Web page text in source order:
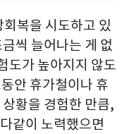
복을 시도하고 있
씩 늘어나는 게 없
도가 높아지지 않도
안 휴가철이나 휴
황을 경험한 만큼,
같이 노력했으면